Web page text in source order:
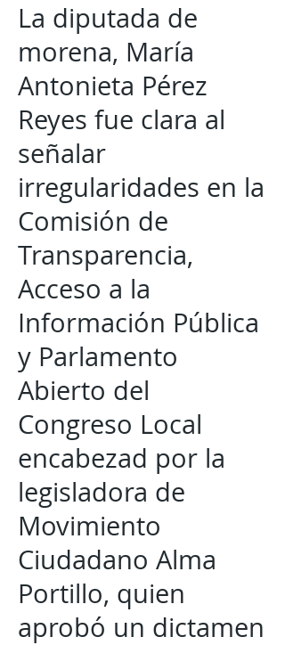
La diputada de
morena, María
Antonieta Pérez
Reyes fue clara al
señalar
irregularidades en la
Comisión de
Transparencia,
Acceso a la
Información Pública
y Parlamento
Abierto del
Congreso Local
encabezad por la
legisladora de
Movimiento
Ciudadano Alma
Portillo, quien
aprobó un dictamen